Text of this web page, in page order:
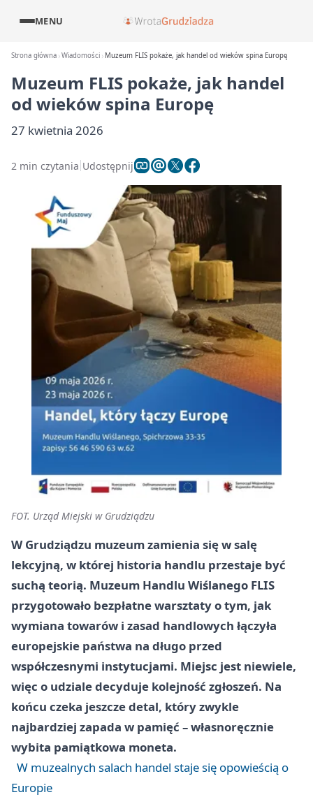
MENU
Strona główna Wiadomości Muzeum FLIS pokaże, jak handel od wieków spina Europę
Muzeum FLIS pokaże, jak handel
od wieków spina Europę
27 kwietnia 2026
2 min czytania Udostępnij
FOT. Urząd Miejski w Grudziądzu
W Grudziądzu muzeum zamienia się w salę
lekcyjną, w której historia handlu przestaje być
suchą teorią. Muzeum Handlu Wiślanego FLIS
przygotowało bezpłatne warsztaty o tym, jak
wymiana towarów i zasad handlowych łączyła
europejskie państwa na długo przed
współczesnymi instytucjami. Miejsc jest niewiele,
więc o udziale decyduje kolejność zgłoszeń. Na
końcu czeka jeszcze detal, który zwykle
najbardziej zapada w pamięć – własnoręcznie
wybita pamiątkowa moneta.
W muzealnych salach handel staje się opowieścią o
Europie